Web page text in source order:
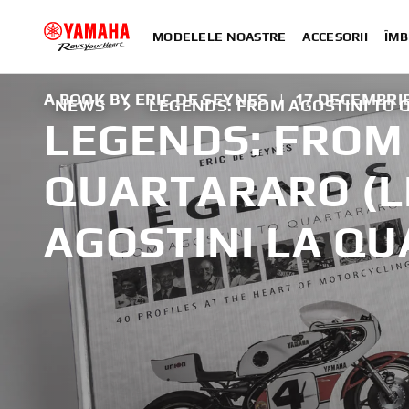
MODELELE NOASTRE ACCESORII
NEWS LEGENDS: FROM AGOSTINI TO
A BOOK BY ERIC DE SEYNES | 17
LEGENDS:
QUARTARARO
AGOSTINI LA